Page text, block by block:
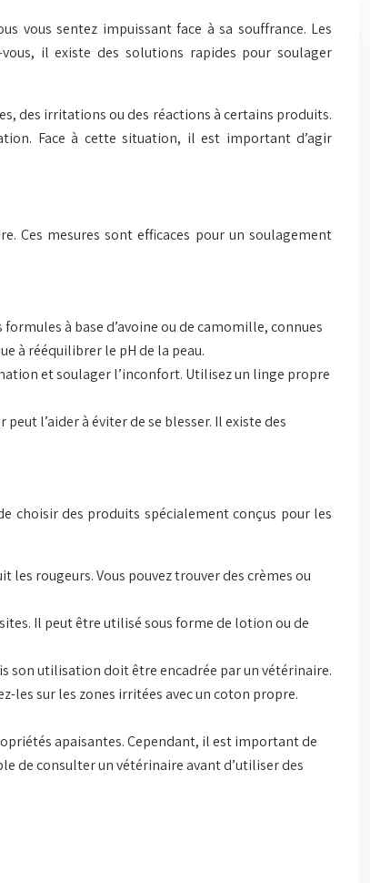
vous sentez impuissant face à sa souffrance. Les
il existe des solutions rapides pour soulager
des irritations ou des réactions à certains produits.
Face à cette situation, il est important d’agir
Ces mesures sont efficaces pour un soulagement
à base d’avoine ou de camomille, connues
à rééquilibrer le pH de la peau.
et soulager l’inconfort. Utilisez un linge propre
l’aider à éviter de se blesser. Il existe des
choisir des produits spécialement conçus pour les
rougeurs. Vous pouvez trouver des crèmes ou
Il peut être utilisé sous forme de lotion ou de
son utilisation doit être encadrée par un vétérinaire.
les sur les zones irritées avec un coton propre.
apaisantes. Cependant, il est important de
de consulter un vétérinaire avant d’utiliser des